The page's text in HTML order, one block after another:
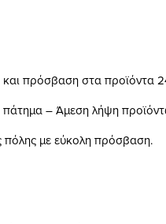
και πρόσβαση στα προϊόντα
πάτημα – Άμεση λήψη
πόλης με εύκολη πρόσβαση.